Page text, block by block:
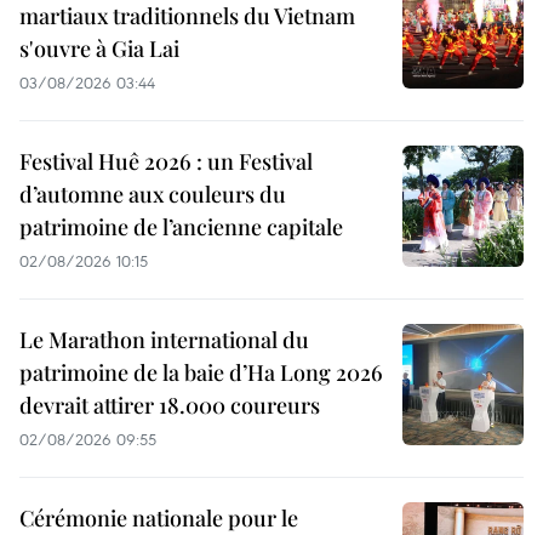
martiaux traditionnels du Vietnam
s'ouvre à Gia Lai
03/08/2026 03:44
Festival Huê 2026 : un Festival
d’automne aux couleurs du
patrimoine de l’ancienne capitale
02/08/2026 10:15
Le Marathon international du
patrimoine de la baie d’Ha Long 2026
devrait attirer 18.000 coureurs
02/08/2026 09:55
Cérémonie nationale pour le